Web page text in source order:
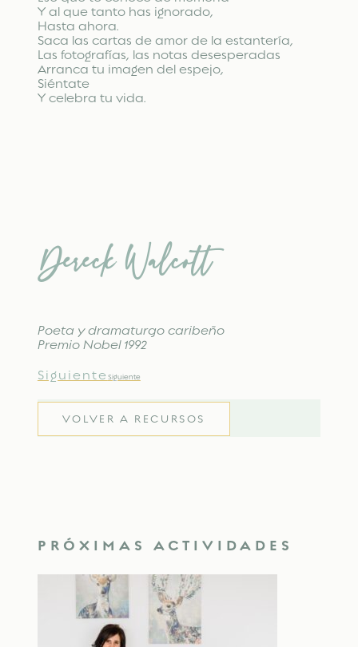
Y al que tanto has ignorado,
Hasta ahora.
Saca las cartas de amor de la estantería,
Las fotografías, las notas desesperadas
Arranca tu imagen del espejo,
Siéntate
Y celebra tu vida.
Dereck Walcott
Poeta y dramaturgo caribeño
Premio Nobel 1992
Siguiente Siguiente
VOLVER A RECURSOS
PRÓXIMAS ACTIVIDADES